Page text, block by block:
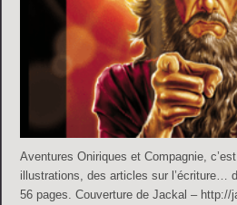
Aventures Oniriques et Compagnie,
illustrations, des articles sur l’écriture…
56 pages. Couverture de Jackal – http://